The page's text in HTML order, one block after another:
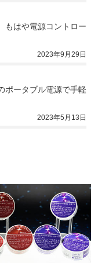
もはや電源コントロー
2023年9月29日
ポータブル電源で手軽
2023年5月13日